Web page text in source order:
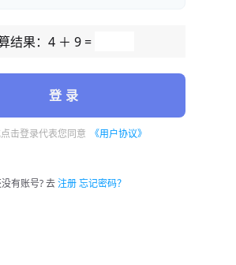
结果：4 ＋ 9 =
登 录
击登录代表您同意 《用户协议》
有账号? 去注册忘记密码？